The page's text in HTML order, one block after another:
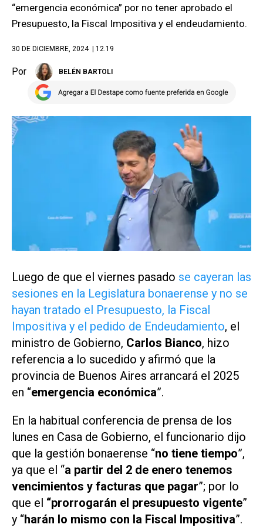
“emergencia económica” por no tener aprobado el
Presupuesto, la Fiscal Impositiva y el endeudamiento.
30 DE DICIEMBRE, 2024 | 12.19
Por BELÉN BARTOLI
Luego de que el viernes pasado se cayeran las
sesiones en la Legislatura bonaerense y no se
hayan tratado el Presupuesto, la Fiscal
Impositiva y el pedido de Endeudamiento, el
ministro de Gobierno, Carlos Bianco, hizo
referencia a lo sucedido y afirmó que la
provincia de Buenos Aires arrancará el 2025
en “emergencia económica”.
En la habitual conferencia de prensa de los
lunes en Casa de Gobierno, el funcionario dijo
que la gestión bonaerense “no tiene tiempo”,
ya que el “a partir del 2 de enero tenemos
vencimientos y facturas que pagar”; por lo
que el “prorrogarán el presupuesto vigente”
y “harán lo mismo con la Fiscal Impositiva”.